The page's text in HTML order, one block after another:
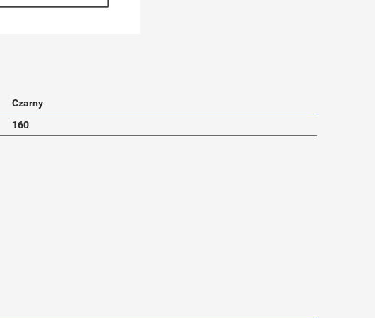
Czarny
160